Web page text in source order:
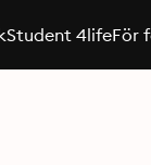
Student 4lifeFör